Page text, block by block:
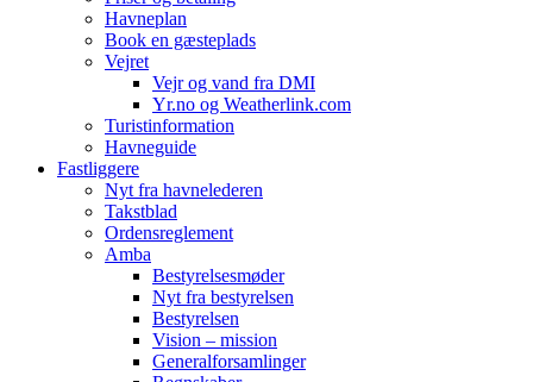
Havneplan
Book en gæsteplads
Vejret
Vejr og vand fra DMI
Yr.no og Weatherlink.com
Turistinformation
Havneguide
Fastliggere
Nyt fra havnelederen
Takstblad
Ordensreglement
Amba
Bestyrelsesmøder
Nyt fra bestyrelsen
Bestyrelsen
Vision – mission
Generalforsamlinger